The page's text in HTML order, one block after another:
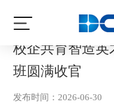
当前位置:首页 /
校企共育智造英
班圆满收官
发布时间：2026-06-30